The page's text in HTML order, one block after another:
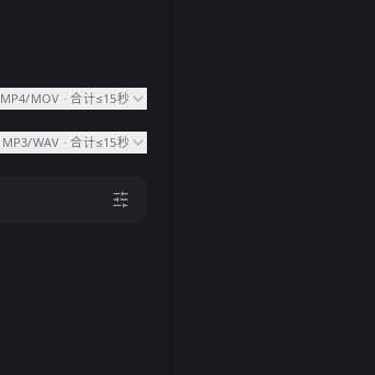
MP4/MOV · 合计≤15秒
MP3/WAV · 合计≤15秒